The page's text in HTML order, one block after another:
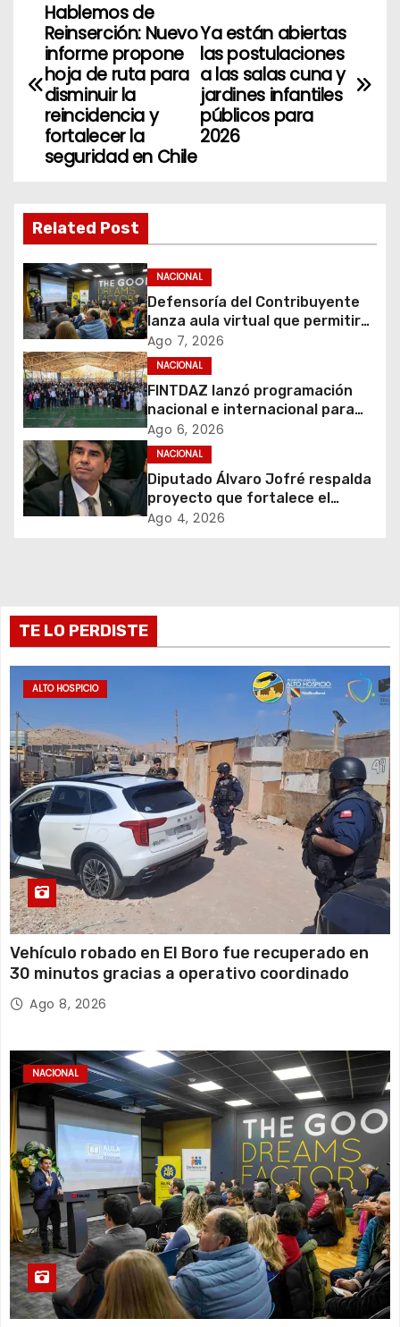
N
v
a
c
i
ó
n
d
e
e
n
a
d
a
s
Ya están abiertas
las postulaciones
a las salas cuna y
jardines infantiles
públicos para
2026
Hablemos de
Reinserción: Nuevo
informe propone
hoja de ruta para
disminuir la
reincidencia y
fortalecer la
seguridad en Chile
Related Post
NACIONAL
Defensoría del Contribuyente
lanza aula virtual que permitirá
acercar la educación tributaria
a miles de personas y
emprendedores de todo Chile
Ago 7, 2026
NACIONAL
FINTDAZ lanzó programación
nacional e internacional para
celebrar sus 19 años
Ago 6, 2026
NACIONAL
Diputado Álvaro Jofré respalda
proyecto que fortalece el
control de identidad durante
Ago 4, 2026
TE LO PERDISTE
ALTO HOSPICIO
Vehículo robado en El Boro fue recuperado en
30 minutos gracias a operativo coordinado
Ago 8, 2026
NACIONAL